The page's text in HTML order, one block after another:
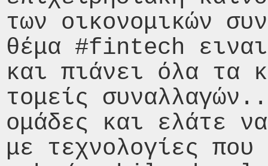
των οικονομικών
θέμα #fintech
και πιάνει όλα τα
τομείς
ομάδες και ελάτε
με τεχνολογίες που